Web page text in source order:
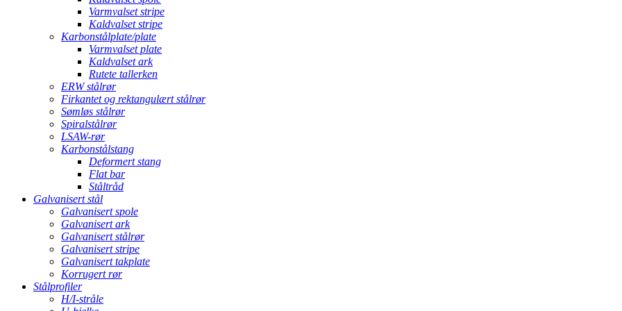
Varmvalset stripe
Kaldvalset stripe
Karbonstålplate/plate
Varmvalset plate
Kaldvalset ark
Rutete tallerken
ERW stålrør
Firkantet og rektangulært stålrør
Sømløs stålrør
Spiralstålrør
LSAW-rør
Karbonstålstang
Deformert stang
Flat bar
Ståltråd
Galvanisert stål
Galvanisert spole
Galvanisert ark
Galvanisert stålrør
Galvanisert stripe
Galvanisert takplate
Korrugert rør
Stålprofiler
H/I-stråle